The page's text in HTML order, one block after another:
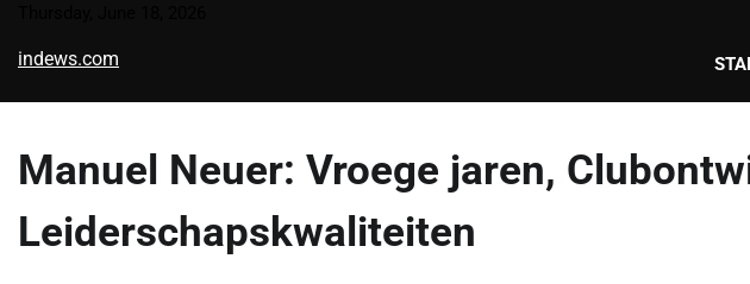
content
indews.com
Manuel Neuer: Vroege jaren,
Leiderschapskwaliteiten